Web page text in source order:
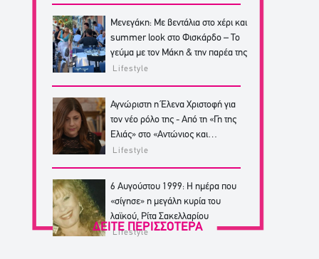
Μενεγάκη: Με βεντάλια στο χέρι και
summer look στο Φισκάρδο – Το
γεύμα με τον Μάκη & την παρέα της
Lifestyle
Αγνώριστη η Έλενα Χριστοφή για
τον νέο ρόλο της - Από τη «Γη της
Ελιάς» στο «Αντώνιος και
Κλεοπάτρα»
Lifestyle
6 Αυγούστου 1999: Η ημέρα που
«σίγησε» η μεγάλη κυρία του
λαϊκού, Ρίτα Σακελλαρίου
Lifestyle
ΔΕΙΤΕ ΠΕΡΙΣΣΟΤΕΡΑ